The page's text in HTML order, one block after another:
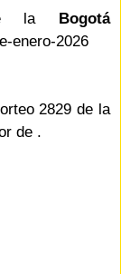
la Bogotá
enero-2026
2829 de la
de .